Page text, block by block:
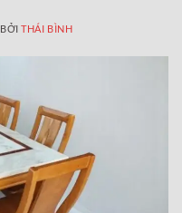
BỞITHÁI BÌNH